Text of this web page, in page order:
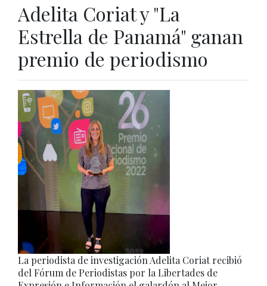
Adelita Coriat y "La
Estrella de Panamá" ganan
premio de periodismo
La periodista de investigación Adelita Coriat recibió
del Fórum de Periodistas por la Libertades de